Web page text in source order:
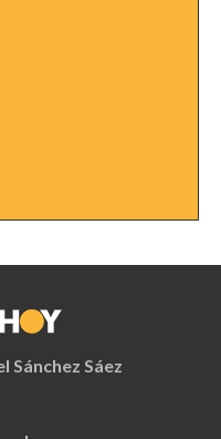
Sánchez Sáez